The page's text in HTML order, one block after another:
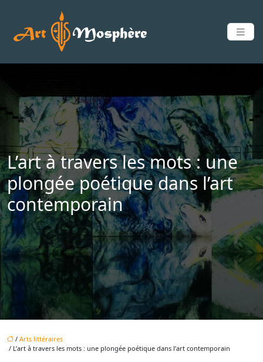
L’art à travers les mots : une
plongée poétique dans l’art
contemporain
/ Arts littéraires
/ L’art à travers les mots : une plongée poétique dans l’art contemporain